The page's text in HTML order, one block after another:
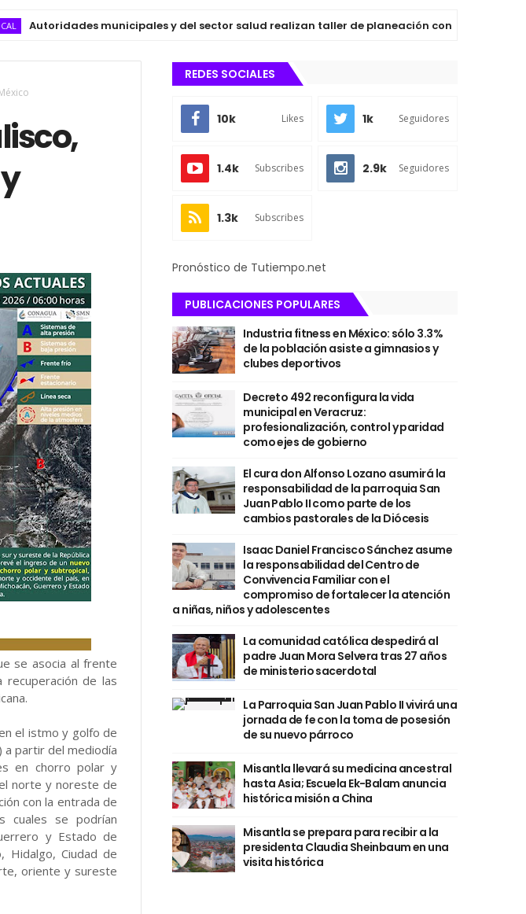
municipales y del sector salud realizan taller de planeación con agentes y
se asocia al frente
recuperación de las
el istmo y golfo de
partir del mediodía
en chorro polar y
norte y noreste de
con la entrada de
cuales se podrían
y Estado de
Hidalgo, Ciudad de
oriente y sureste
REDES SOCIALES
10k Likes 1k Seguidores
1.4k Subscribes 2.9k Seguidores
1.3k Subscribes
Pronóstico de Tutiempo.net
PUBLICACIONES POPULARES
Industria fitness en México: sólo 3.3%
de la población asiste a gimnasios y
clubes deportivos
Decreto 492 reconfigura la vida
municipal en Veracruz:
profesionalización, control y paridad
como ejes de gobierno
El cura don Alfonso Lozano asumirá la
responsabilidad de la parroquia San
Juan Pablo II como parte de los
cambios pastorales de la Diócesis
Isaac Daniel Francisco Sánchez asume
la responsabilidad del Centro de
Convivencia Familiar con el
compromiso de fortalecer la atención
a niñas, niños y adolescentes
La comunidad católica despedirá al
padre Juan Mora Selvera tras 27 años
de ministerio sacerdotal
La Parroquia San Juan Pablo II vivirá una
jornada de fe con la toma de posesión
de su nuevo párroco
Misantla llevará su medicina ancestral
hasta Asia; Escuela Ek-Balam anuncia
histórica misión a China
Misantla se prepara para recibir a la
presidenta Claudia Sheinbaum en una
visita histórica